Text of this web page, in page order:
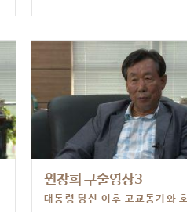
로 올라가는 경내버스 안에
앉았던 당시를 이야기하고
원창희 구술영상3
대통령 당선 이후 고교동기와